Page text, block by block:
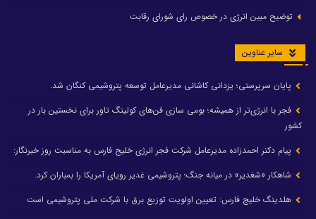
توضیح مبین انرژی در خصوص رای شورای رقابت
سایر عناوین
پایان سرپرستی؛ یزدانی کاشانی مدیرعامل توسعه پتروشیمی کنگان شد.
فجر با انرژی‌تر از همیشه؛ بومی سازی فن‌های کولینگ تاور برای نخستین بار در
کشور
پیام دکتر احمدزاده مدیرعامل شرکت فجر انرژی خلیج فارس به مناسبت روز خبرنگار:
شاهکار «شغدیر» در میانه جنگ؛ پتروشیمی غدیر رویای آمریکا را بمباران کرد.
هلدینگ خلیج فارس: تعیین اولویت توزیع برق با شرکت ملی پتروشیمی است